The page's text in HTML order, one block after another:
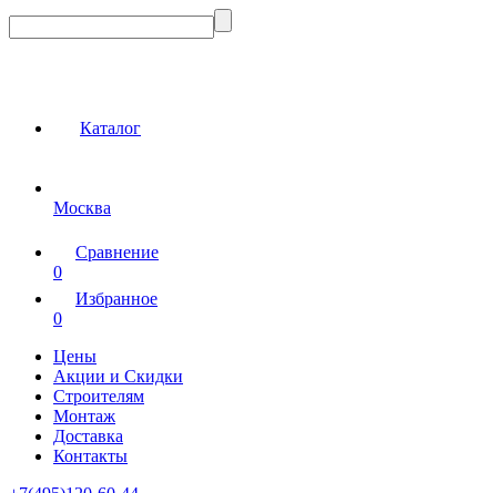
Каталог
Москва
Сравнение
0
Избранное
0
Цены
Акции и Скидки
Строителям
Монтаж
Доставка
Контакты